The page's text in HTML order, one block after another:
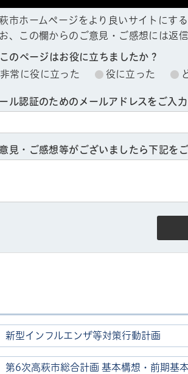
しの便利帳
チャンネル
はぎで旅しよう
市ホームページをより良いサイトにす
、この欄からのご意見・ご感想には返
のページはお役に立ちましたか？
非常に役に立った
役に立った
ル認証のためのメールアドレスをご入力
見・ご感想等がございましたら下記を
新型インフルエンザ等対策行動計画
第6次高萩市総合計画 基本構想・前期基